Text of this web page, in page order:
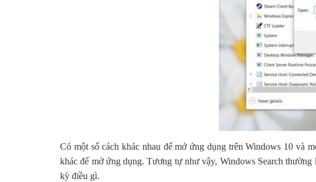
Có một số cách khác nhau để mở ứng dụng trên Windows 10 và
khác để mở ứng dụng. Tương tự như vậy, Windows Search
kỳ điều gì.